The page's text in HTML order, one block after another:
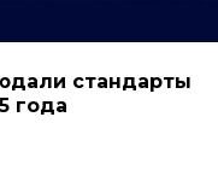
стандарты
года